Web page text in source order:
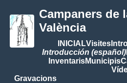
Campaners de
València
INICIALVisites
Introducción (español)
InventarisMunicipis
Gravacions